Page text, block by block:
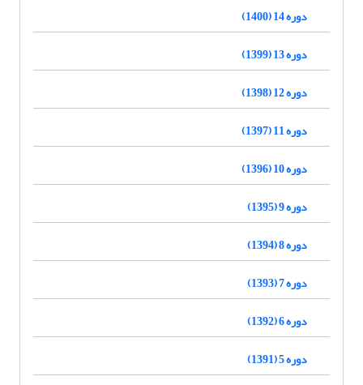
دوره 14 (1400)
دوره 13 (1399)
دوره 12 (1398)
دوره 11 (1397)
دوره 10 (1396)
دوره 9 (1395)
دوره 8 (1394)
دوره 7 (1393)
دوره 6 (1392)
دوره 5 (1391)